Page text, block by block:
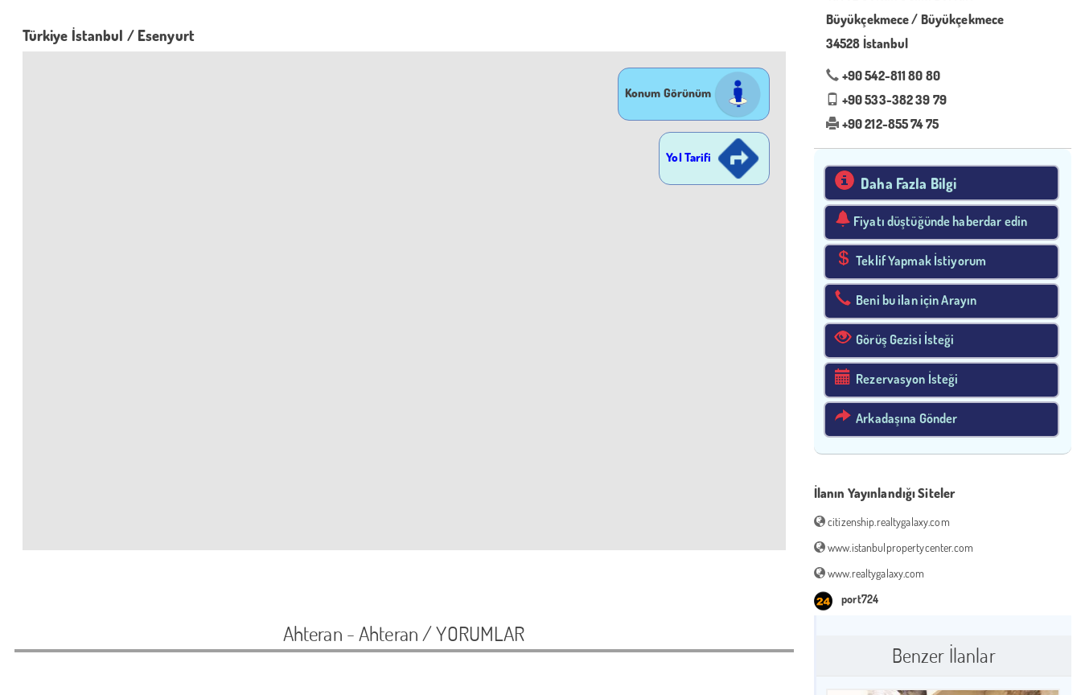
Türkiye İstanbul / Esenyurt
Konum Görünüm
Yol Tarifi
Ahteran - Ahteran /YORUMLAR
Büyükçekmece / Büyükçekmece
34528 İstanbul
+90 542-811 80 80
+90 533-382 39 79
+90 212-855 74 75
Daha Fazla Bilgi
Fiyatı düştüğünde haberdar edin
Teklif Yapmak İstiyorum
Beni bu ilan için Arayın
Görüş Gezisi İsteği
Rezervasyon İsteği
Arkadaşına Gönder
İlanın Yayınlandığı Siteler
citizenship.realtygalaxy.com
www.istanbulpropertycenter.com
www.realtygalaxy.com
port724
Benzer İlanlar